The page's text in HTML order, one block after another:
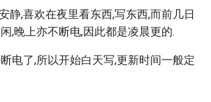
静,喜欢在夜里看东西,写东西,而前几日
,晚上亦不断电,因此都是凌晨更的.
电了,所以开始白天写,更新时间一般定